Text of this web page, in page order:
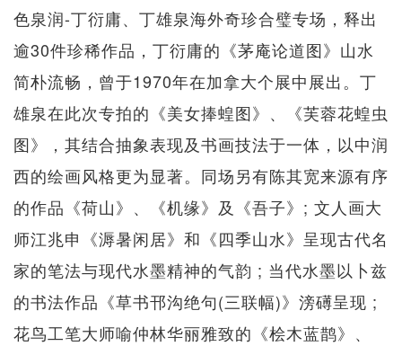
色泉润-丁衍庸、丁雄泉海外奇珍合璧专场，释出
逾30件珍稀作品，丁衍庸的《茅庵论道图》山水
简朴流畅，曾于1970年在加拿大个展中展出。丁
雄泉在此次专拍的《美女捧蝗图》、《芙蓉花蝗虫
图》，其结合抽象表现及书画技法于一体，以中润
西的绘画风格更为显著。同场另有陈其宽来源有序
的作品《荷山》、《机缘》及《吾子》; 文人画大
师江兆申《溽暑闲居》和《四季山水》呈现古代名
家的笔法与现代水墨精神的气韵 ; 当代水墨以卜兹
的书法作品《草书邗沟绝句(三联幅)》滂礡呈现 ;
花鸟工笔大师喻仲林华丽雅致的《桧木蓝鹊》、